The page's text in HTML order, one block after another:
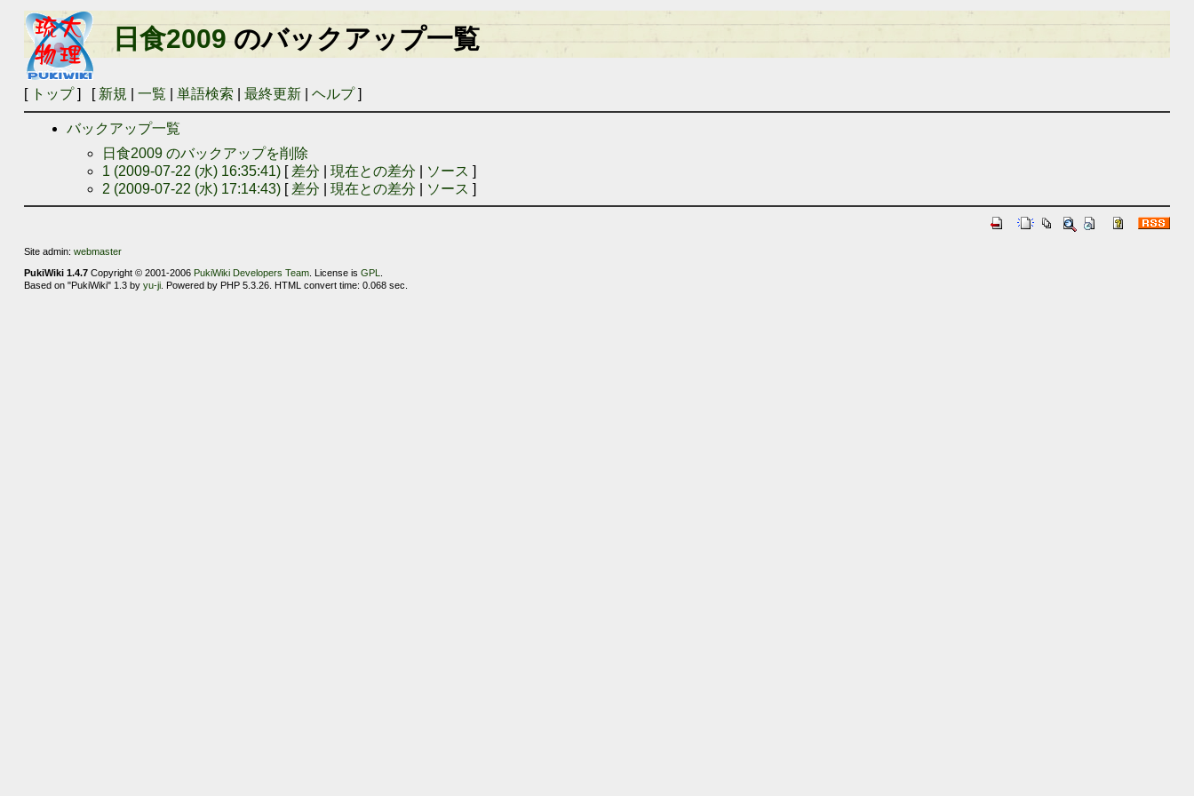
日食2009 のバックアップ一覧
[ トップ] [ 新規 一覧 単語検索 最終更新| ヘルプ]
バックアップ一覧
日食2009 のバックアップを削除
1 (2009-07-22 (水) 16:35:41)[ 差分 現在との差分 ソース ]
2 (2009-07-22 (水) 17:14:43)[ 差分 現在との差分 ソース ]
Site admin: webmaster
PukiWiki 1.4.7Copyright © 2001-2006 PukiWiki Developers Team. License is GPL
Based on "PukiWiki" 1.3 by yu-ji. Powered by PHP 5.3.26. HTML convert time: 0.068 sec.